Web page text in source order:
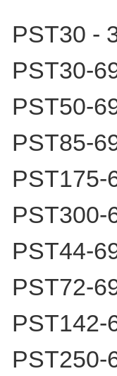
PST30 -
PST30-
PST50-
PST85-
PST44-
PST72-
PST142-
PST250-